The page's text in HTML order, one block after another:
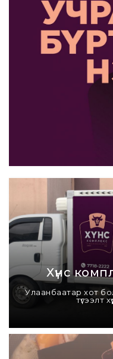
Хүнс
Улаанбаатар хот
түгээлт